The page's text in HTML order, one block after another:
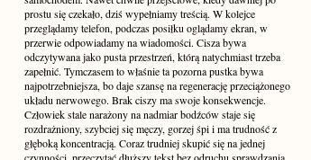
prostu się czekało, dziś wypełniamy treścią. W kolejce
przeglądamy telefon, podczas posiłku oglądamy ekran, w
przerwie odpowiadamy na wiadomości. Cisza bywa
odczytywana jako pusta przestrzeń, którą natychmiast trzeba
zapełnić. Tymczasem to właśnie ta pozorna pustka bywa
najpotrzebniejsza, bo daje szansę na regenerację przeciążonego
układu nerwowego. Brak ciszy ma swoje konsekwencje.
Człowiek stale narażony na nadmiar bodźców staje się
rozdrażniony, szybciej się męczy, gorzej śpi i ma trudność z
głęboką koncentracją. Coraz trudniej skupić się na jednej